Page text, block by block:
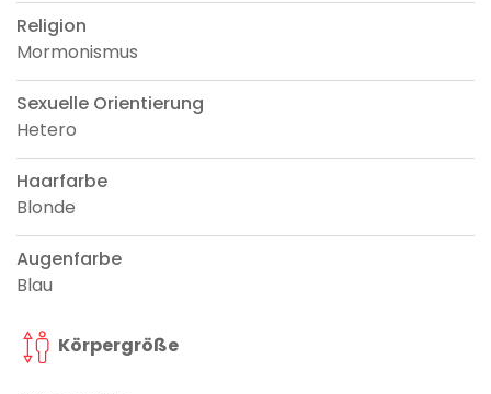
Religion
Mormonismus
Sexuelle Orientierung
Hetero
Haarfarbe
Blonde
Augenfarbe
Blau
Körpergröße